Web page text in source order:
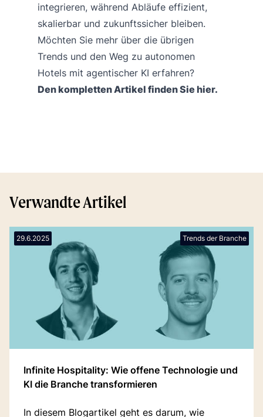
integrieren, während Abläufe effizient,
skalierbar und zukunftssicher bleiben.
Möchten Sie mehr über die übrigen
Trends und den Weg zu autonomen
Hotels mit agentischer KI erfahren?
Den kompletten Artikel finden Sie hier.
Verwandte Artikel
29.6.2025 Trends der Branche
Infinite Hospitality: Wie offene Technologie und
KI die Branche transformieren
In diesem Blogartikel geht es darum, wie